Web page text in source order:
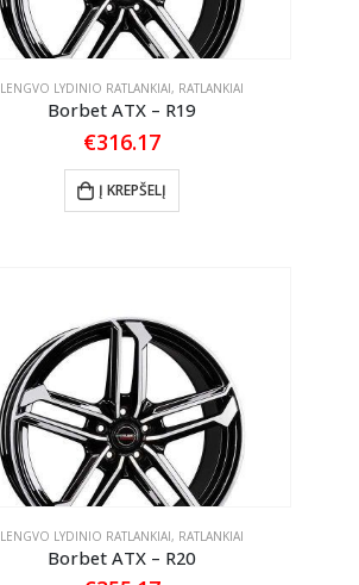
LENGVO LYDINIO RATLANKIAI, RATLANKIAI
Borbet ATX – R19
€316.17
Į KREPŠELĮ
LENGVO LYDINIO RATLANKIAI, RATLANKIAI
Borbet ATX – R20